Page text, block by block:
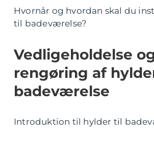
Hvornår og hvordan skal du
til badeværelse?
Vedligeholdelse
rengøring af
badeværelse
Introduktion til hylder til